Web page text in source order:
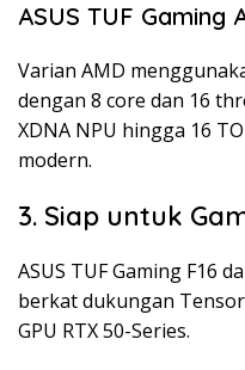
ASUS TUF Gaming
Varian AMD
dengan 8 core dan 16
XDNA NPU hingga 16
modern.
3. Siap untuk
ASUS TUF Gaming F16
berkat dukungan
GPU RTX 50-Series.